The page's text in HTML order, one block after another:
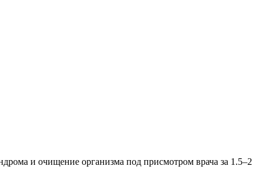
и очищение организма под присмотром врача за 1.5–2